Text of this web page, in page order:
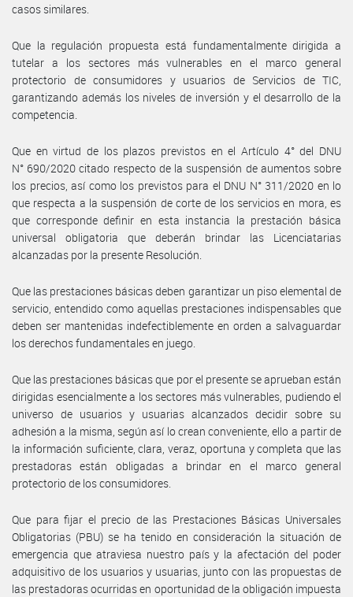
casos similares.
Que la regulación propuesta está fundamentalmente dirigida a
tutelar a los sectores más vulnerables en el marco general
protectorio de consumidores y usuarios de Servicios de TIC,
garantizando además los niveles de inversión y el desarrollo de la
competencia.
Que en virtud de los plazos previstos en el Artículo 4° del DNU
N° 690/2020 citado respecto de la suspensión de aumentos sobre
los precios, así como los previstos para el DNU N° 311/2020 en lo
que respecta a la suspensión de corte de los servicios en mora, es
que corresponde definir en esta instancia la prestación básica
universal obligatoria que deberán brindar las Licenciatarias
alcanzadas por la presente Resolución.
Que las prestaciones básicas deben garantizar un piso elemental de
servicio, entendido como aquellas prestaciones indispensables que
deben ser mantenidas indefectiblemente en orden a salvaguardar
los derechos fundamentales en juego.
Que las prestaciones básicas que por el presente se aprueban están
dirigidas esencialmente a los sectores más vulnerables, pudiendo el
universo de usuarios y usuarias alcanzados decidir sobre su
adhesión a la misma, según así lo crean conveniente, ello a partir de
la información suficiente, clara, veraz, oportuna y completa que las
prestadoras están obligadas a brindar en el marco general
protectorio de los consumidores.
Que para fijar el precio de las Prestaciones Básicas Universales
Obligatorias (PBU) se ha tenido en consideración la situación de
emergencia que atraviesa nuestro país y la afectación del poder
adquisitivo de los usuarios y usuarias, junto con las propuestas de
las prestadoras ocurridas en oportunidad de la obligación impuesta